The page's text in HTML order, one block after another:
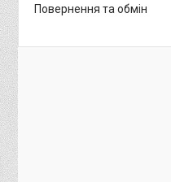
Повернення та обмін